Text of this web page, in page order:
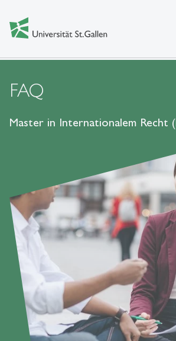
FAQ
Master in Internationalem Recht